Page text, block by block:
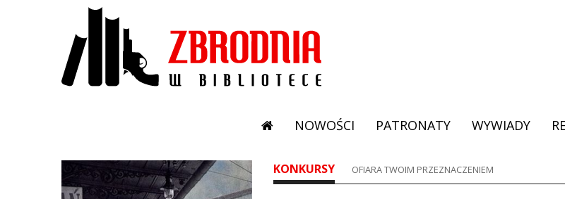
NOWOŚCI PATRONATY WYWIADY
KONKURSY OFIARA TWOIM PRZEZNACZENIEM